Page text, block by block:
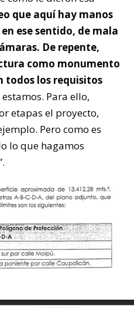
que aquí hay manos
ese sentido, de mala
De repente,
como monumento
todos los requisitos
estamos. Para ello,
etapas el proyecto,
Pero como es
lo que hagamos